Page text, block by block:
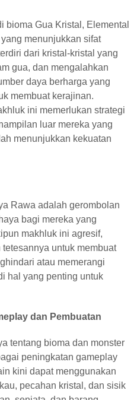
bioma Gua Kristal, Elemental
menunjukkan sifat
dari kristal-kristal yang
gua, dan mengalahkan
daya berharga yang
membuat kerajinan.
ini memerlukan strategi
luar mereka yang
menunjukkan kekuatan
Rawa adalah gerombolan
bagi mereka yang
makhluk ini agresif,
untuk membuat
atau memerangi
hal yang penting untuk
dan Pembuatan
tentang bioma dan monster
peningkatan gameplay
kini dapat menggunakan
pecahan kristal, dan sisik